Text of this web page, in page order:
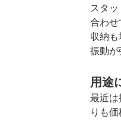
スタ
合わせ
収納
振動が
用途
最近は
りも